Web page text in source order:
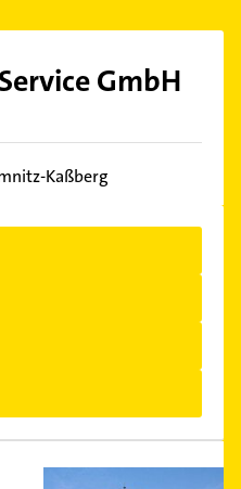
GmbH
Kaßberg